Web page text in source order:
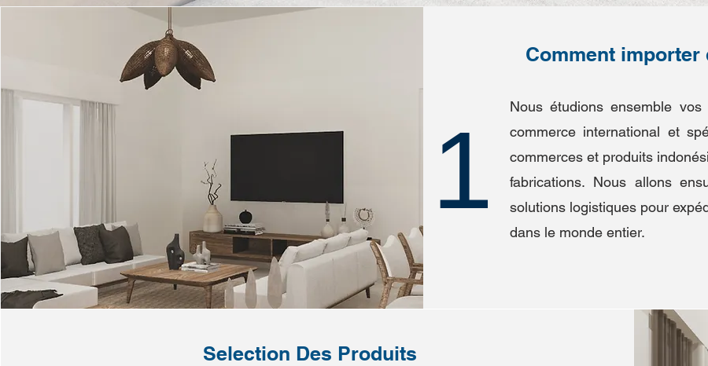
Comment
1
Nous étudions ensemble
commerce international et
commerces et produits
fabrications. Nous allons
solutions logistiques pour
dans le monde entier.
Selection Des Produits